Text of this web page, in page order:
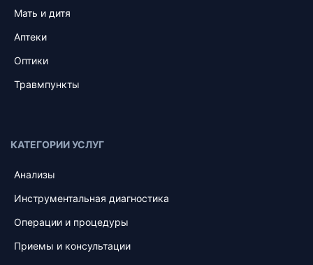
Мать и дитя
Аптеки
Оптики
Травмпункты
КАТЕГОРИИ УСЛУГ
Анализы
Инструментальная диагностика
Операции и процедуры
Приемы и консультации